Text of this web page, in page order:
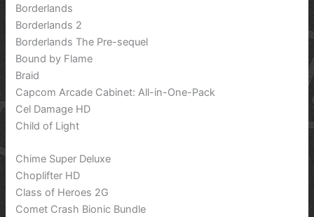
Borderlands
Borderlands 2
Borderlands The Pre-sequel
Bound by Flame
Braid
Capcom Arcade Cabinet: All-in-One-Pack
Cel Damage HD
Child of Light
Chime Super Deluxe
Choplifter HD
Class of Heroes 2G
Comet Crash Bionic Bundle